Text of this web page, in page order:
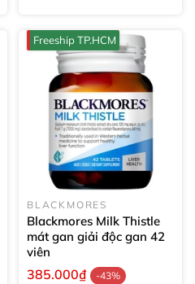
Freeship TP.HCM
BLACKMORES
Blackmores Milk Thistle
mát gan giải độc gan 42
viên
385.000₫ -43%